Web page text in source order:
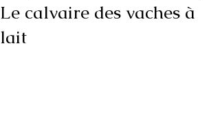
Le calvaire des vaches à
lait